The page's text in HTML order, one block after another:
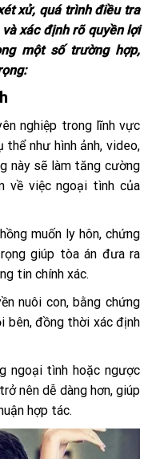
xử, quá trình điều tra
xác định rõ quyền lợi
một số trường hợp,
nghiệp trong lĩnh vực
như hình ảnh, video,
này sẽ làm tăng cường
về việc ngoại tình của
muốn ly hôn, chứng
giúp tòa án đưa ra
tin chính xác.
nuôi con, bằng chứng
bên, đồng thời xác định
ngoại tình hoặc ngược
nên dễ dàng hơn, giúp
hợp tác.